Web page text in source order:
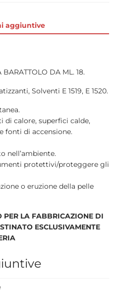
aggiuntive
DA ML. 18.
Solventi E 1519, E 1520.
di calore, superfici calde,
fonti di accensione.
nell’ambiente.
protettivi/proteggere gli
o eruzione della pelle
PER LA FABBRICAZIONE DI
ESCLUSIVAMENTE